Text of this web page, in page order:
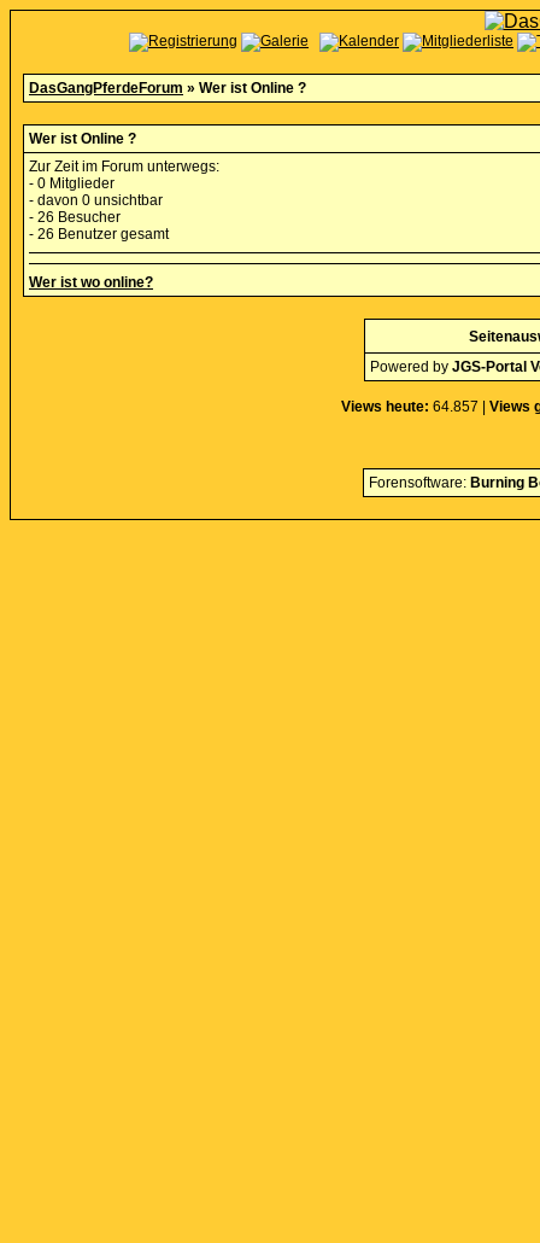
DasGangPferdeForum » Wer ist Online ?
Wer ist Online ?
Zur Zeit im Forum unterwegs:
- 0 Mitglieder
- davon 0 unsichtbar
- 26 Besucher
- 26 Benutzer gesamt
Wer ist wo online?
Powered by JGS-Portal
Views heute: 64.857 | Views
Forensoftware: Burning